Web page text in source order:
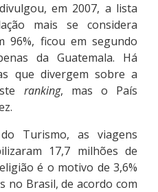
em 2007, a lista
mais se considera
96%, ficou em segundo
da Guatemala. Há
que divergem sobre a
ranking, mas o País
Turismo, as viagens
17,7 milhões de
é o motivo de 3,6%
no Brasil, de acordo com